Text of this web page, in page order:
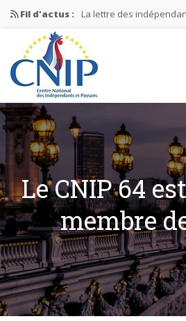
Fil d'actus : La lettre des
La lettre des
La lettre des
Mission nationale
La lettre des
Le CNIP 64
membre